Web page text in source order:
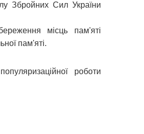
Збройних Сил України
місць пам'яті
пам'яті.
роботи